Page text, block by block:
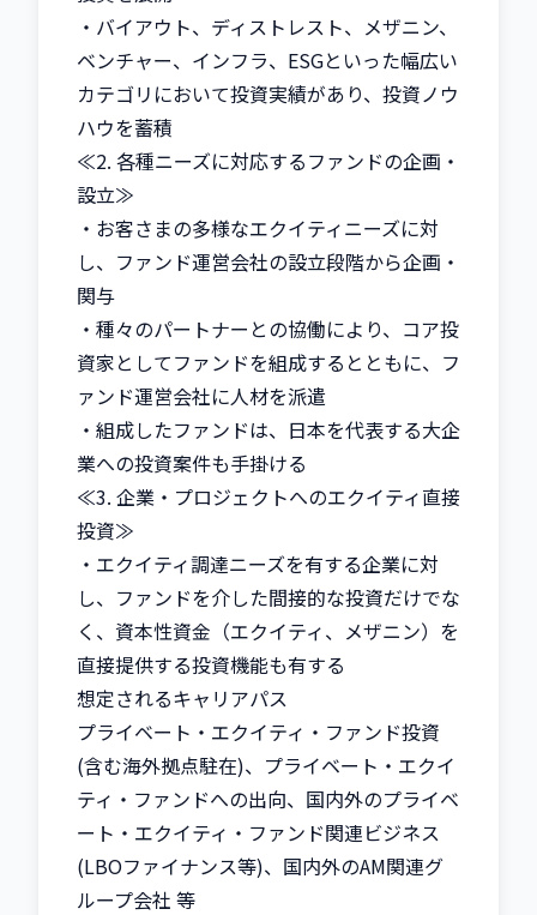
・バイアウト、ディストレスト、メザニン、
ベンチャー、インフラ、ESGといった幅広い
カテゴリにおいて投資実績があり、投資ノウ
ハウを蓄積
≪2. 各種ニーズに対応するファンドの企画・
設立≫
・お客さまの多様なエクイティニーズに対
し、ファンド運営会社の設立段階から企画・
関与
・種々のパートナーとの協働により、コア投
資家としてファンドを組成するとともに、フ
ァンド運営会社に人材を派遣
・組成したファンドは、日本を代表する大企
業への投資案件も手掛ける
≪3. 企業・プロジェクトへのエクイティ直接
投資≫
・エクイティ調達ニーズを有する企業に対
し、ファンドを介した間接的な投資だけでな
く、資本性資金（エクイティ、メザニン）を
直接提供する投資機能も有する
想定されるキャリアパス
プライベート・エクイティ・ファンド投資
(含む海外拠点駐在)、プライベート・エクイ
ティ・ファンドへの出向、国内外のプライベ
ート・エクイティ・ファンド関連ビジネス
(LBOファイナンス等)、国内外のAM関連グ
ループ会社 等